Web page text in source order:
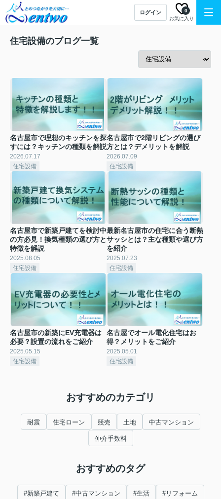
ログイン
お気に入り
0
住宅設備のブログ一覧
名古屋市で理想のキッチンを探
すには？キッチンの種類を解説
2026.07.17
住宅設備
名古屋市で2階リビングの選び
方とは？デメリットを解説
2026.07.09
住宅設備
名古屋市で新築戸建てを検討中
の方必見！換気種類の選び方と
特徴を解説
2025.08.05
住宅設備
最新名古屋市の住宅に合う断熱
サッシとは？主な種類や選び方
を紹介
2025.07.23
住宅設備
名古屋市の新築にEV充電器は
必要？設置の流れをご紹介
2025.05.15
住宅設備
名古屋でオール電化住宅はお
得？メリットをご紹介
2025.05.01
住宅設備
おすすめのカテゴリ
耐震 住宅ローン 競売 土地 中古マンション
仲介手数料
おすすめのタグ
#新築戸建て #中古マンション #生活 #リフォーム